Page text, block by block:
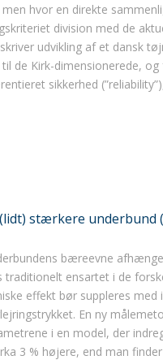
hvor en direkte
division med de
udvikling af et dansk
de Kirk-dimensionerede,
sikkerhed
stærkere underbund
bæreevne
traditionelt ensartet i de
effekt bør suppleres
En ny
i en model, der
3 % højere, end man